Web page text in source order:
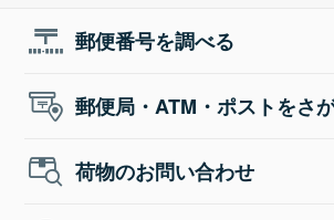
郵便番号を調べる
郵便局・ATM・ポストをさ
荷物のお問い合わせ